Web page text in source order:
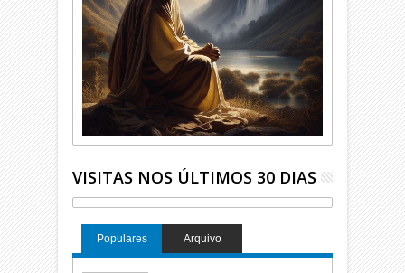
VISITAS NOS ÚLTIMOS 30 DIAS
Populares Arquivo